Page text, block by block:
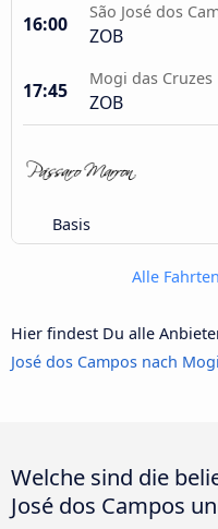
16:00
São José dos
ZOB
17:45
Mogi das Cruzes
ZOB
Basis
Alle
Hier findest Du alle
José dos Campos nach
Welche sind die
José dos Campos